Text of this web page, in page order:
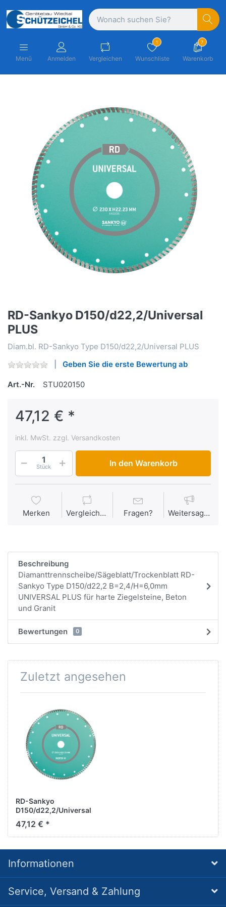
Menü Anmelden Vergleichen
1
Wunschliste
7
Warenkorb
RD-Sankyo D150/d22,2/Universal
PLUS
Diam.bl. RD-Sankyo Type D150/d22,2/Universal PLUS
Geben Sie die erste Bewertung ab
Art.-Nr. STU020150
47,12 € *
inkl. MwSt. zzgl. Versandkosten
Stück In den Warenkorb
Merken Vergleichen Fragen? Weitersagen
Beschreibung
Diamanttrennscheibe/Sägeblatt/Trockenblatt RD-
Sankyo Type D150/d22,2 B=2,4/H=6,0mm
UNIVERSAL PLUS für harte Ziegelsteine, Beton
und Granit
Bewertungen 0
Zuletzt angesehen
RD-Sankyo
D150/d22,2/Universal
PLUS
47,12 € *
Informationen
Service, Versand & Zahlung